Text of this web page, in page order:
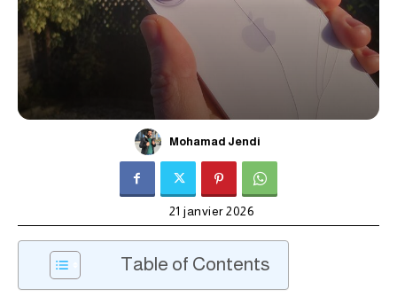
Mohamad Jendi
21 janvier 2026
Table of Contents